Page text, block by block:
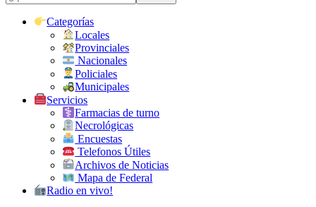
Categorías
Locales
Provinciales
Nacionales
Policiales
Municipales
Servicios
Farmacias de turno
Necrológicas
Encuestas
Telefonos Útiles
Archivos de Noticias
Mapa de Federal
Radio en vivo!